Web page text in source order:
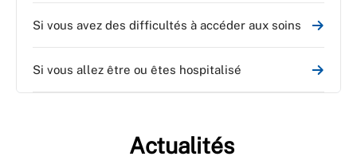
Si vous avez des difficultés à accéder aux soins
Si vous allez être ou êtes hospitalisé
Actualités